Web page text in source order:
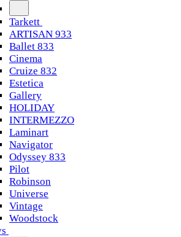
Tarkett
ARTISAN 933
Ballet 833
Cinema
Cruize 832
Estetica
Gallery
HOLIDAY
INTERMEZZO
Laminart
Navigator
Odyssey 833
Pilot
Robinson
Universe
Vintage
Woodstock